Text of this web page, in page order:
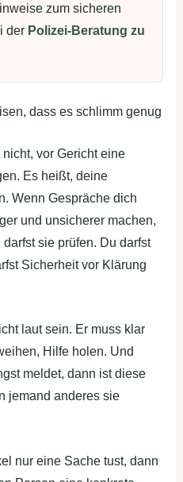
zum sicheren
der Polizei-Beratung zu
dass es schlimm genug
vor Gericht eine
Es heißt, deine
Wenn Gespräche dich
und unsicherer machen,
sie prüfen. Du darfst
Sicherheit vor Klärung
laut sein. Er muss klar
Hilfe holen. Und
meldet, dann ist diese
jemand anderes sie
nur eine Sache tust, dann